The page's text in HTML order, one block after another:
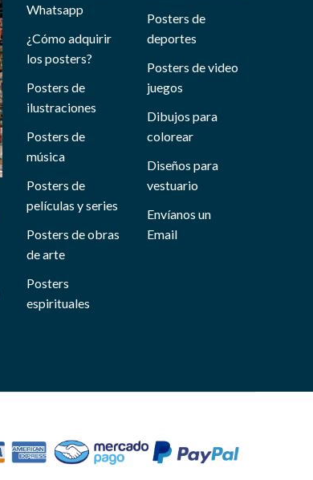
Whatsapp
¿Cómo adquirir
los posters?
Posters de
ilustraciones
Posters de
música
Posters de
películas y series
Posters de obras
de arte
Posters
espirituales
Posters de
deportes
Posters de video
juegos
Dibujos para
colorear
Diseños para
vestuario
Envíanos un
Email